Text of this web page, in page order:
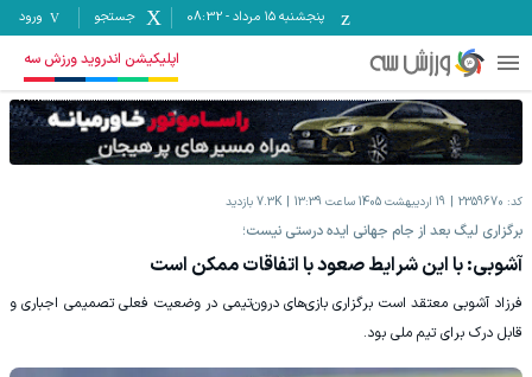
پنجشنبه ۱۵ مرداد -
08:32 جستجو ورود
اپلیکیشن اندروید ورزش سه
کد: 2359670 19 اردیبهشت 1405 ساعت 13:39 7.3K بازدید
برگزاری لیگ بعد از جام جهانی ایده درستی نیست؛
آشوبی: با این شرایط صعود با اتفاقات ممکن است
فرزاد آشوبی معتقد است برگزاری بازی‌های درون‌تیمی در وضعیت فعلی تصمیمی اجباری و
قابل درک برای تیم ملی بود.